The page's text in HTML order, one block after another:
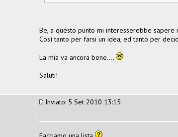
Be, a questo punto mi interesserebbe sapere
Così tanto per farsi un idea, ed tanto per
La mia va ancora bene....
Saluti!
Inviato: 5 Set 2010 13:15